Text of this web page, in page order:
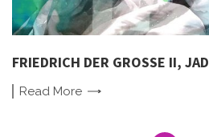
FRIEDRICH DER GROSSE II, JADE
Read More